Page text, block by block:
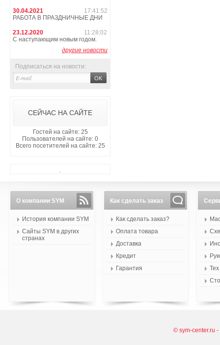
30.04.2021
17:41:52
РАБОТА В ПРАЗДНИЧНЫЕ ДНИ
23.12.2020
11:28:02
С наступающим новым годом.
другие новости
Подписаться на новости:
СЕЙЧАС НА САЙТЕ
Гостей на сайте: 25
Пользователей на сайте: 0
Всего посетителей на сайте: 25
.
О компании SYM
История компании SYM
Сайты SYM в других
странах
Как сделать заказ
Как сделать заказ?
Оплата товара
Доставка
Кредит
Гарантия
© sym-center.ru -